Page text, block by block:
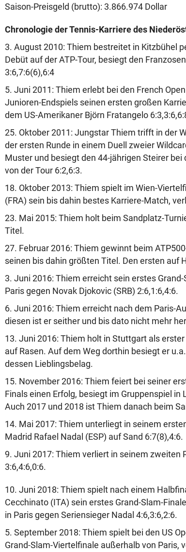
Saison-Preisgeld (brutto): 3.866.974 Dollar
Chronologie der Tennis-Karriere des
3. August 2010: Thiem bestreitet in Kitzbühel
Debüt auf der ATP-Tour, besiegt den
3:6,7:6(6),6:4
5. Juni 2011: Thiem erlebt bei den French
Junioren-Endspiels seinen ersten großen
dem US-Amerikaner Björn Fratangelo
25. Oktober 2011: Jungstar Thiem trifft in der
der ersten Runde in einem Duell zweier
Muster und besiegt den 44-jährigen Steirer
von der Tour 6:2,6:3.
18. Oktober 2013: Thiem spielt im Wien-
(FRA) sein bis dahin bestes Karriere-Match,
23. Mai 2015: Thiem holt beim Sandplatz-
Titel.
27. Februar 2016: Thiem gewinnt beim
seinen bis dahin größten Titel. Den ersten auf
3. Juni 2016: Thiem erreicht sein erstes
Paris gegen Novak Djokovic (SRB) 2:6,1:6,4:6.
6. Juni 2016: Thiem erreicht nach dem Paris-
diesen ist er seither und bis dato nicht mehr
13. Juni 2016: Thiem holt in Stuttgart als
auf Rasen. Auf dem Weg dorthin besiegt er
dessen Lieblingsbelag.
15. November 2016: Thiem feiert bei seiner
Finals einen Erfolg, besiegt im Gruppenspiel in
Auch 2017 und 2018 ist Thiem danach beim
14. Mai 2017: Thiem unterliegt in seinem
Madrid Rafael Nadal (ESP) auf Sand 6:7(8),4:6.
9. Juni 2017: Thiem verliert in seinem zweiten
3:6,4:6,0:6.
10. Juni 2018: Thiem spielt nach einem
Cecchinato (ITA) sein erstes Grand-Slam-
in Paris gegen Seriensieger Nadal 4:6,3:6,2:6.
5. September 2018: Thiem spielt bei den US
Grand-Slam-Viertelfinale außerhalb von Paris,